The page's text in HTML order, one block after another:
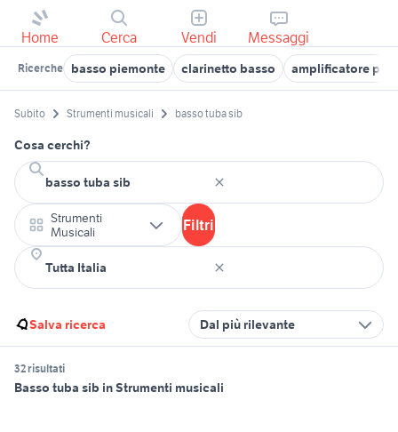
Home Cerca Vendi Messaggi
Ricerche basso piemonte clarinetto basso amplificatore per
Subito Strumenti musicali basso tuba sib
Cosa cerchi?
Strumenti
Musicali
Filtri
Salva ricerca Dal più rilevante
32 risultati
Basso tuba sib in Strumenti musicali